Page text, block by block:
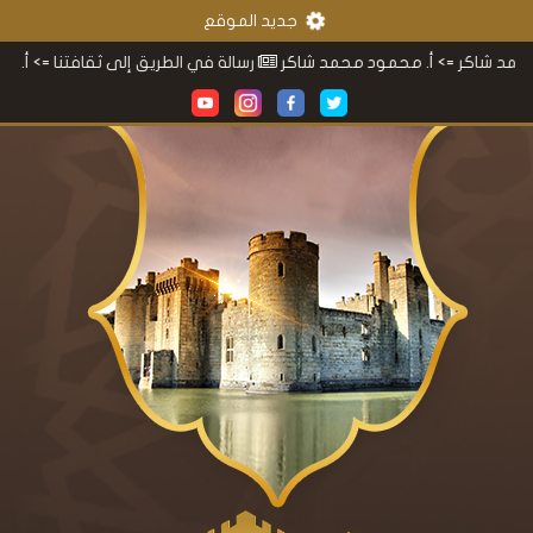
جديد الموقع
رسالة في الطريق إلى ثقافتنا => أ. محمود => أ. محمود محمد شاكر